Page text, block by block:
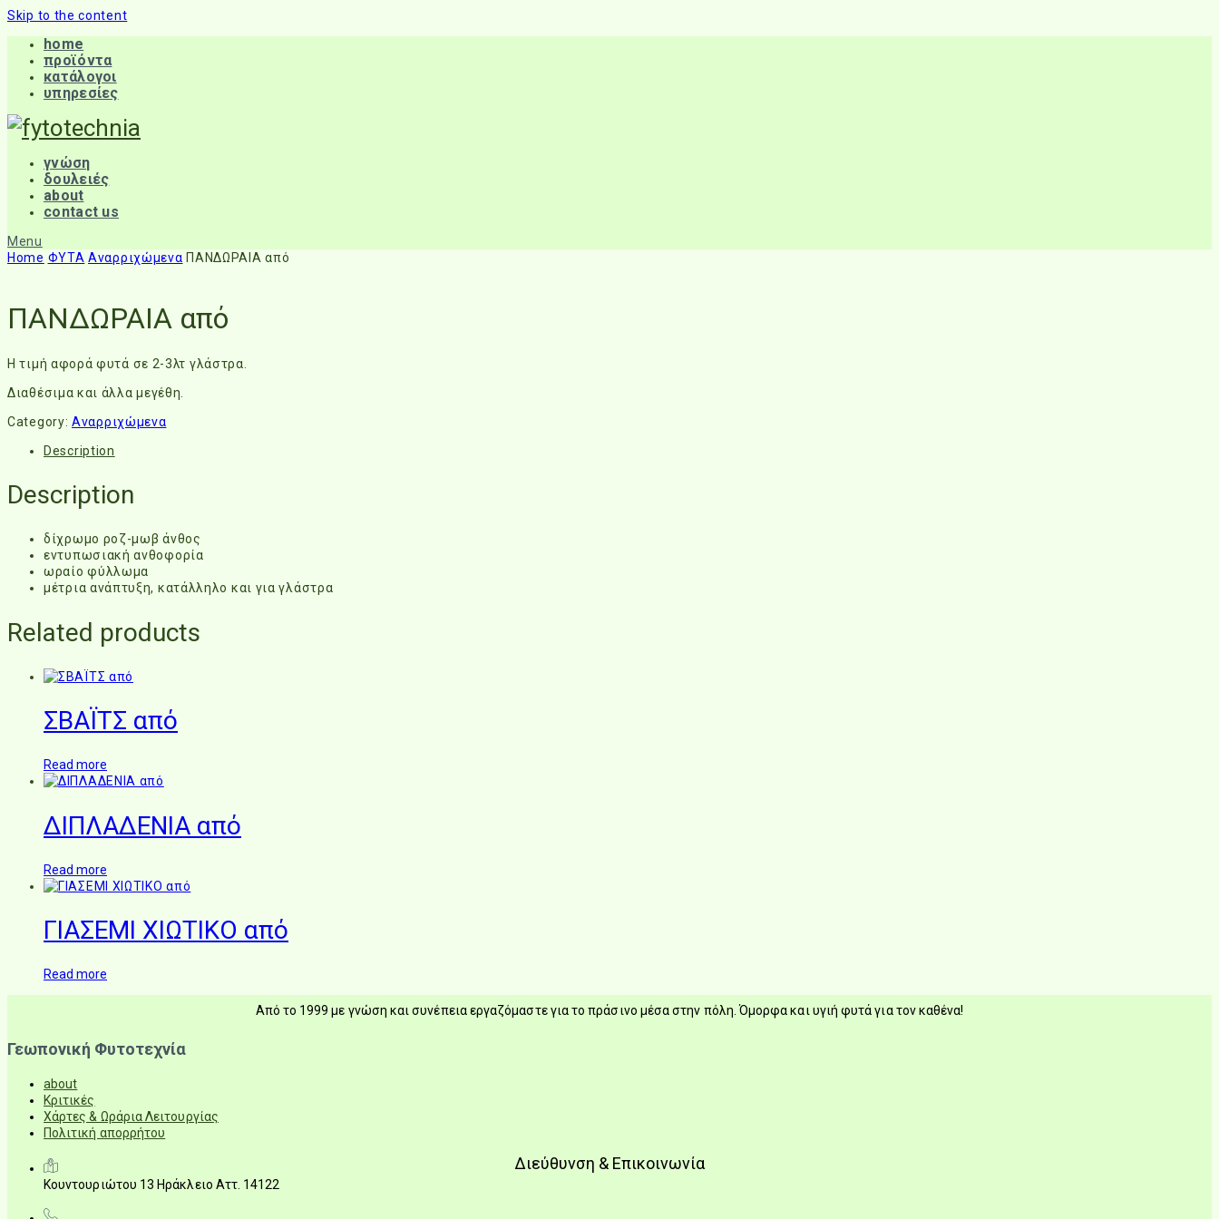
Skip to the content
home
προϊόντα
κατάλογοι
υπηρεσίες
γνώση
δουλειές
about
contact us
Menu
Home ΦΥΤΑ Αναρριχώμενα ΠΑΝΔΩΡΑΙΑ από
ΠΑΝΔΩΡΑΙΑ από
Η τιμή αφορά φυτά σε 2-3λτ γλάστρα.
Διαθέσιμα και άλλα μεγέθη.
Category: Αναρριχώμενα
Description
Description
δίχρωμο ροζ-μωβ άνθος
εντυπωσιακή ανθοφορία
ωραίο φύλλωμα
μέτρια ανάπτυξη, κατάλληλο και για γλάστρα
Related products
ΣΒΑΪΤΣ από
Read more
ΔΙΠΛΑΔΕΝΙΑ από
Read more
ΓΙΑΣΕΜΙ ΧΙΩΤΙΚΟ από
Read more
Από το 1999 με γνώση και συνέπεια εργαζόμαστε για το πράσινο μέσα στην πόλη. Όμορφα και υγιή φυτά για τον καθένα!
Γεωπονική Φυτοτεχνία
about
Κριτικές
Χάρτες & Ωράρια Λειτουργίας
Πολιτική απορρήτου
Διεύθυνση & Επικοινωνία
Κουντουριώτου 13 Ηράκλειο Αττ. 14122